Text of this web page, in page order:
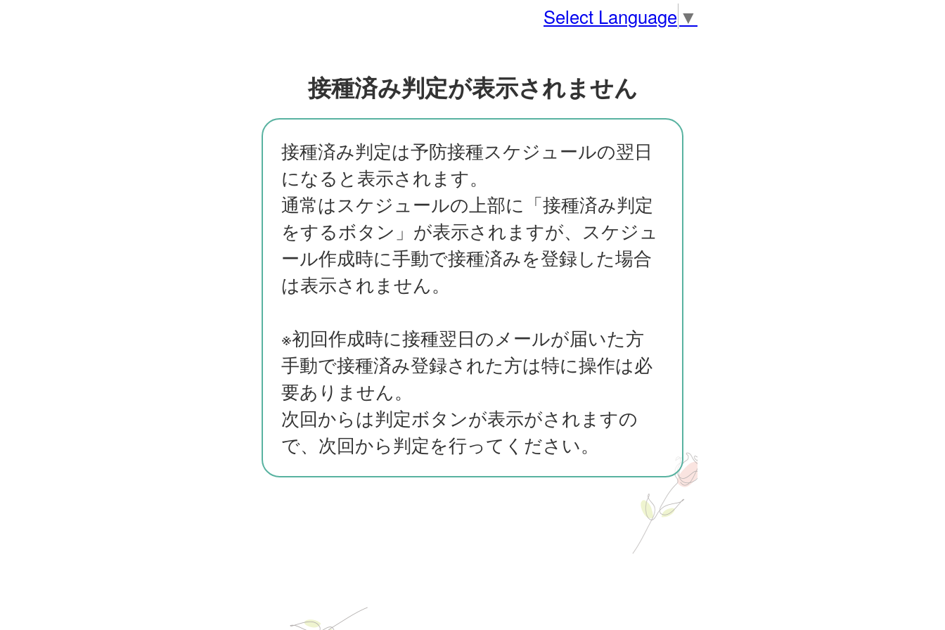
Select Language ▼
接種済み判定が表示されません
接種済み判定は予防接種スケジュールの翌日
になると表示されます。
通常はスケジュールの上部に「接種済み判定
をするボタン」が表示されますが、スケジュ
ール作成時に手動で接種済みを登録した場合
は表示されません。
※初回作成時に接種翌日のメールが届いた方
手動で接種済み登録された方は特に操作は必
要ありません。
次回からは判定ボタンが表示がされますの
で、次回から判定を行ってください。